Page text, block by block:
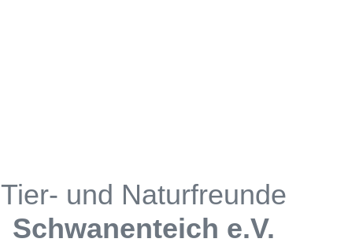
Tier- und Naturfreunde
Schwanenteich e.V.